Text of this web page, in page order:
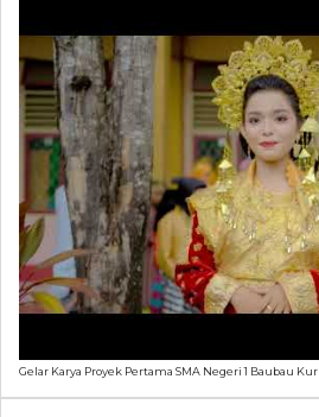
Gelar Karya Proyek Pertama SMA Negeri 1 Baubau Kur